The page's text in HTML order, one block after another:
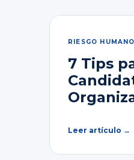
RIESGO HUMANO
7 Tips
Leer artículo →